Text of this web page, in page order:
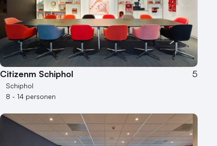
Citizenm Schiphol 5
Schiphol
8 - 14 personen